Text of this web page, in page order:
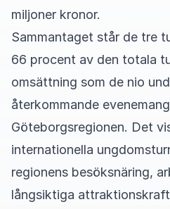
miljoner kronor.
Sammantaget står de tre
66 procent av den totala
omsättning som de nio
återkommande
Göteborgsregionen. Det
internationella
regionens besöksnäring,
långsiktiga